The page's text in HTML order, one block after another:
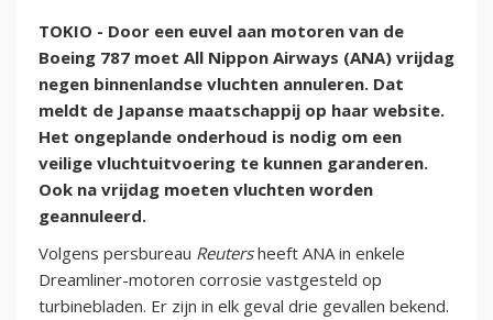
TOKIO - Door een euvel aan motoren van de
Boeing 787 moet All Nippon Airways (ANA) vrijdag
negen binnenlandse vluchten annuleren. Dat
meldt de Japanse maatschappij op haar website.
Het ongeplande onderhoud is nodig om een
veilige vluchtuitvoering te kunnen garanderen.
Ook na vrijdag moeten vluchten worden
geannuleerd.
Volgens persbureau Reutersheeft ANA in enkele
Dreamliner-motoren corrosie vastgesteld op
turbinebladen. Er zijn in elk geval drie gevallen bekend.